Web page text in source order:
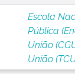
Escola
Pública
União
União